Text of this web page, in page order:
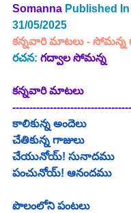
Somanna Published In
31/05/2025
కన్నవారి మాటలు - సోమన్న
రచన: గద్వాల సోమన్న
కన్నవారి మాటలు
కాలికున్న అందెలు
చేతికున్న గాజులు
చేయునోయ్! సునాదము
పంచునోయ్! ఆనందము
పొలంలోని పంటలు